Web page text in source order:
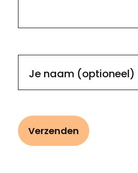
Je naam (optioneel)